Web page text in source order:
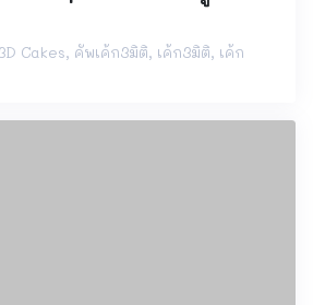
Cakes, คัพเค้ก3มิติ, เค้ก3มิติ, เค้ก